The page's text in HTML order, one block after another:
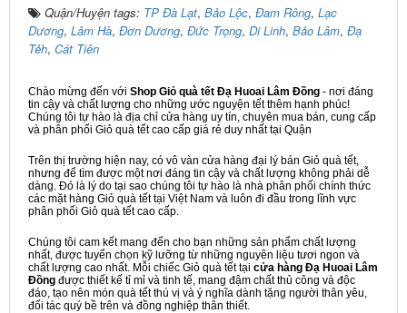
Quận/Huyện tags: TP Đà Lạt, Bảo Lộc, Đam Rông, Lạc
Dương, Lâm Hà, Đơn Dương, Đức Trọng, Di Linh, Bảo Lâm, Đạ
Tẻh, Cát Tiên
Chào mừng đến với Shop Giỏ quà tết Đạ Huoai Lâm Đồng - nơi đáng
tin cậy và chất lượng cho những ước nguyện tết thêm hạnh phúc!
Chúng tôi tự hào là địa chỉ cửa hàng uy tín, chuyên mua bán, cung cấp
và phân phối Giỏ quà tết cao cấp giá rẻ duy nhất tại Quận
Trên thị trường hiện nay, có vô vàn cửa hàng đại lý bán Giỏ quà tết,
nhưng để tìm được một nơi đáng tin cậy và chất lượng không phải dễ
dàng. Đó là lý do tại sao chúng tôi tự hào là nhà phân phối chính thức
các mặt hàng Giỏ quà tết tại Việt Nam và luôn đi đầu trong lĩnh vực
phân phối Giỏ quà tết cao cấp.
Chúng tôi cam kết mang đến cho bạn những sản phẩm chất lượng
nhất, được tuyển chọn kỹ lưỡng từ những nguyên liệu tươi ngon và
chất lượng cao nhất. Mỗi chiếc Giỏ quà tết tại cửa hàng Đạ Huoai Lâm
Đồng được thiết kế tỉ mỉ và tinh tế, mang đậm chất thủ công và độc
đáo, tạo nên món quà tết thú vị và ý nghĩa dành tặng người thân yêu,
đối tác quý bề trên và đồng nghiệp thân thiết.